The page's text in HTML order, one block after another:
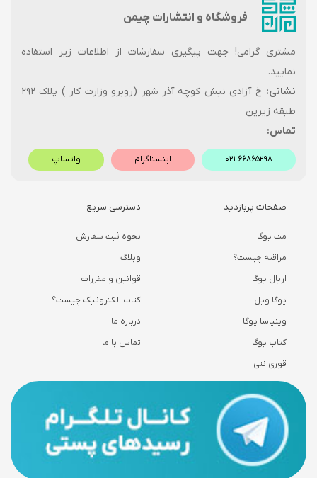
فروشگاه و انتشارات چیمن
مشتری گرامی! جهت پیگیری سفارشات از اطلاعات زیر استفاده
نمایید.
نشانی:
خ آزادی نبش کوچه آذر شهر (روبرو وزارت کار ) پلاک ۲۹۲
طبقه زیرین
تماس:
۰۲۱-۶۶۸۶۵۲۹۸ اینستاگرام واتساپ
صفحات پربازدید
مت یوگا
مراقبه چیست؟
اریال یوگا
یوگا ویل
وینیاسا یوگا
کتاب یوگا
قوری نتی
دسترسی سریع
نحوه ثبت سفارش
وبلاگ
قوانین و مقررات
کتاب الکترونیک چیست؟
درباره ما
تماس با ما